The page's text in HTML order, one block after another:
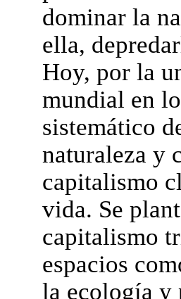
dominar la
ella,
Hoy, por la
mundial en
sistemático
naturaleza y
capitalismo
vida. Se
capitalismo
espacios
la ecología y